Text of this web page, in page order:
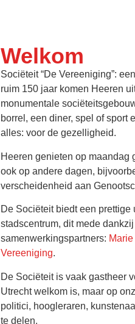
Welkom
Sociëteit “De Vereeniging”:
ruim 150 jaar komen Heeren
monumentale
borrel, een diner, spel of sport
alles: voor de gezelligheid.
Heeren genieten op maandag
ook op andere dagen,
verscheidenheid aan
De Sociëteit biedt een
stadscentrum, dit mede
samenwerkingspartners:
Vereeniging.
De Sociëteit is vaak gastheer
Utrecht welkom is, maar op
politici, hoogleraren,
te delen.